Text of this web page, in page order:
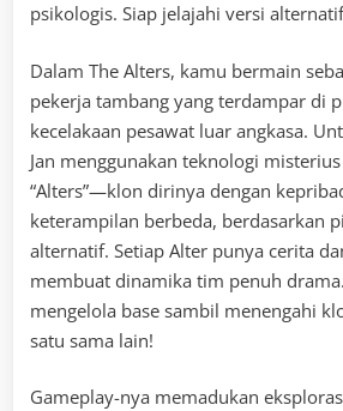
psikologis. Siap jelajahi versi
Dalam The Alters, kamu bermain
pekerja tambang yang terdampar di
kecelakaan pesawat luar angkasa.
Jan menggunakan teknologi
“Alters”—klon dirinya dengan
keterampilan berbeda, berdasarkan
alternatif. Setiap Alter punya cerita
membuat dinamika tim penuh
mengelola base sambil menengahi
satu sama lain!
Gameplay-nya memadukan